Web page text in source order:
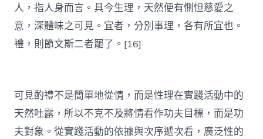
人，指人身而言。具今生理，天然便有惻怛慈愛之
意，深體味之可見。宜者，分別事理，各有所宜也。
禮，則節文斯二者罷了。[16]
可見酌禮不是簡單地從情，而是性理在實踐活動中的
天然吐露，所以不克不及將情看作功夫目標，而是功
夫對象。從實踐活動的依據與次序遞次看，廣泛性的